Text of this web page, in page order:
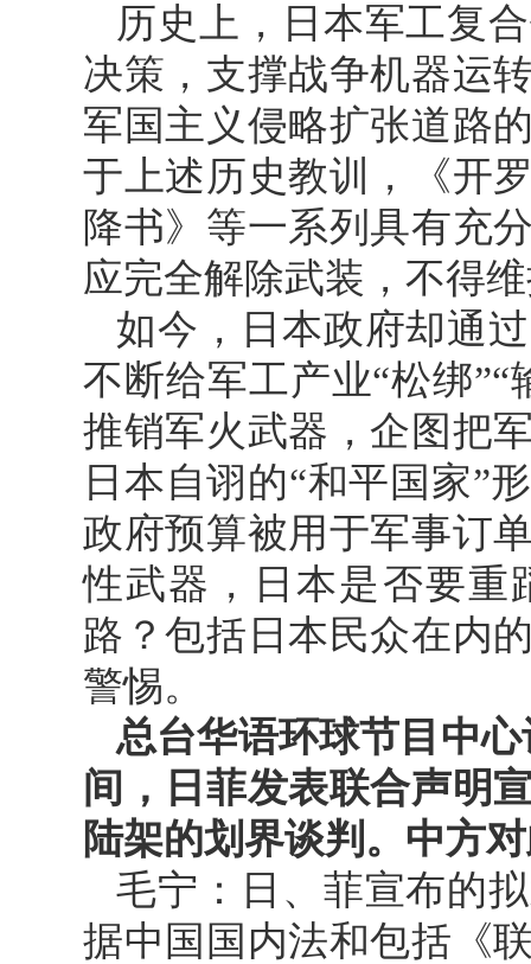
历史上，日本军工复
决策，支撑战争机器运
军国主义侵略扩张道路
于上述历史教训，《开
降书》等一系列具有充
应完全解除武装，不得
如今，日本政府却通
不断给军工产业“松绑
推销军火武器，企图把
日本自诩的“和平国家”
政府预算被用于军事订
性武器，日本是否要重
路？包括日本民众在内
警惕。
总台华语环球节目中
间，日菲发表联合声明
陆架的划界谈判。中方
毛宁：日、菲宣布的
据中国国内法和包括《